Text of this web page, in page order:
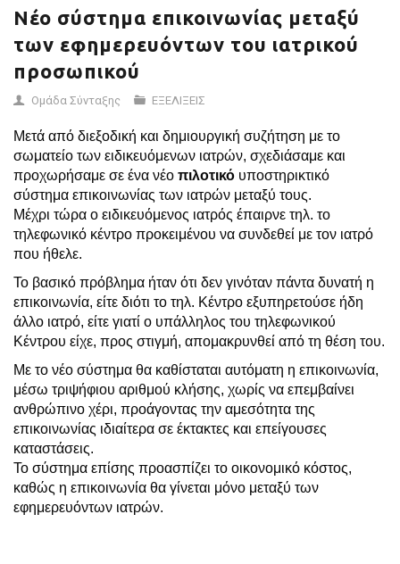
Νέο σύστημα επικοινωνίας μεταξύ
των εφημερευόντων του ιατρικού
προσωπικού
Ομάδα Σύνταξης ΕΞΕΛΙΞΕΙΣ
Μετά από διεξοδική και δημιουργική συζήτηση με το
σωματείο των ειδικευόμενων ιατρών, σχεδιάσαμε και
προχωρήσαμε σε ένα νέο πιλοτικό υποστηρικτικό
σύστημα επικοινωνίας των ιατρών μεταξύ τους.
Μέχρι τώρα ο ειδικευόμενος ιατρός έπαιρνε τηλ. το
τηλεφωνικό κέντρο προκειμένου να συνδεθεί με τον ιατρό
που ήθελε.
Το βασικό πρόβλημα ήταν ότι δεν γινόταν πάντα δυνατή η
επικοινωνία, είτε διότι το τηλ. Κέντρο εξυπηρετούσε ήδη
άλλο ιατρό, είτε γιατί ο υπάλληλος του τηλεφωνικού
Κέντρου είχε, προς στιγμή, απομακρυνθεί από τη θέση του.
Με το νέο σύστημα θα καθίσταται αυτόματη η επικοινωνία,
μέσω τριψήφιου αριθμού κλήσης, χωρίς να επεμβαίνει
ανθρώπινο χέρι, προάγοντας την αμεσότητα της
επικοινωνίας ιδιαίτερα σε έκτακτες και επείγουσες
καταστάσεις.
Το σύστημα επίσης προασπίζει το οικονομικό κόστος,
καθώς η επικοινωνία θα γίνεται μόνο μεταξύ των
εφημερευόντων ιατρών.